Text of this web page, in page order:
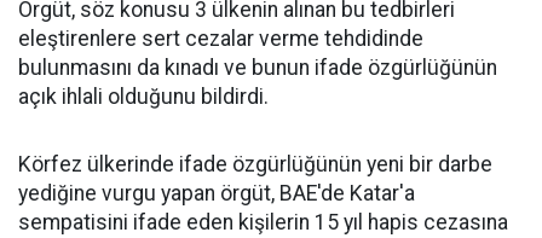
Örgüt, söz konusu 3 ülkenin alınan bu tedbirleri
eleştirenlere sert cezalar verme tehdidinde
bulunmasını da kınadı ve bunun ifade özgürlüğünün
açık ihlali olduğunu bildirdi.
Körfez ülkerinde ifade özgürlüğünün yeni bir darbe
yediğine vurgu yapan örgüt, BAE'de Katar'a
sempatisini ifade eden kişilerin 15 yıl hapis cezasına